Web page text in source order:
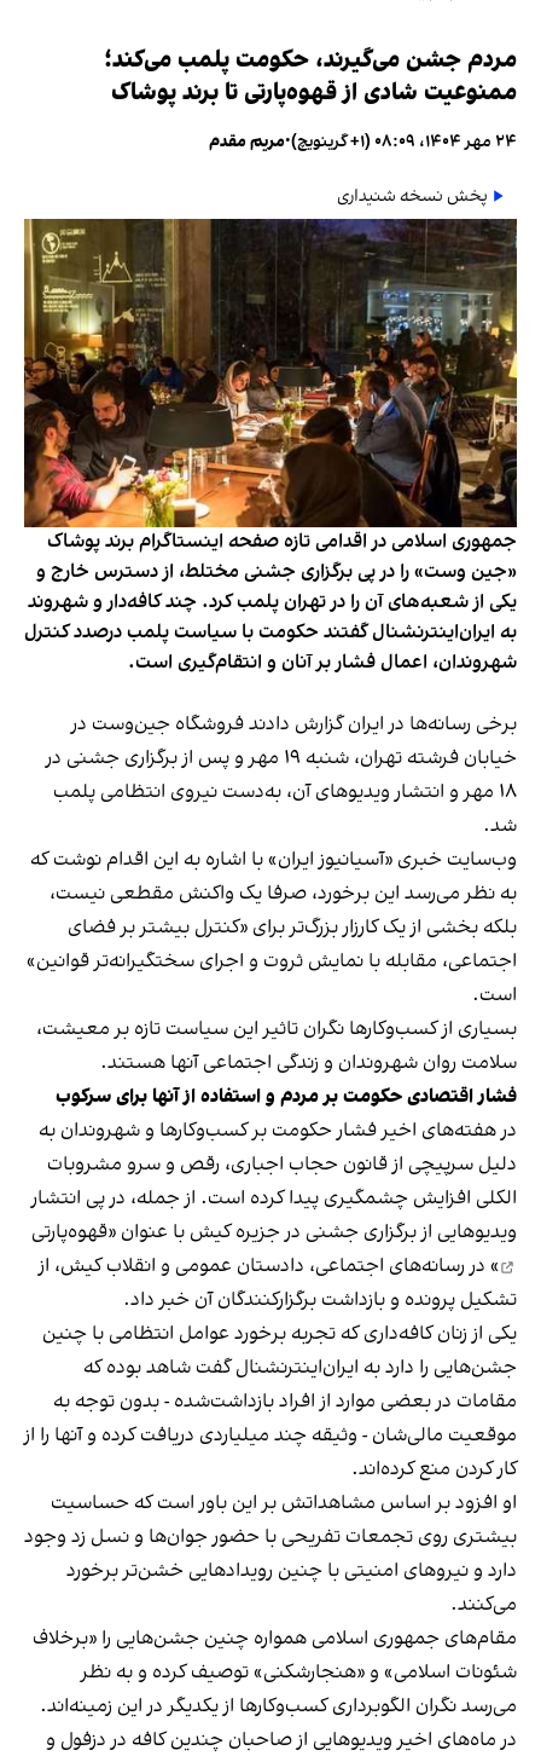
مردم جشن می‌گیرند، حکومت پلمب می‌کند؛
ممنوعیت شادی از قهوه‌پارتی تا برند پوشاک
۲۴ مهر ۱۴۰۴، ۰۸:۰۹ (‎+۱ گرینویچ) •مریم مقدم
پخش نسخه شنیداری
جمهوری اسلامی در اقدامی تازه صفحه اینستاگرام برند پوشاک
«جین وست» را در پی برگزاری جشنی مختلط، از دسترس خارج و
یکی از شعبه‌های آن را در تهران پلمب کرد. چند کافه‌‌دار و شهروند
به ایران‌اینترنشنال گفتند حکومت با سیاست پلمب درصدد کنترل
شهروندان، اعمال فشار بر آنان و انتقام‌گیری است.
برخی رسانه‌ها در ایران گزارش دادند فروشگاه جین‌وست در
خیابان فرشته تهران، شنبه ۱۹ مهر و پس از برگزاری جشنی در
۱۸ مهر و انتشار ویدیوهای آن، به‌دست نیروی انتظامی پلمب
شد.
وب‌سایت خبری «آسیانیوز ایران» با اشاره به این اقدام نوشت که
به نظر می‌رسد این برخورد، صرفا یک واکنش مقطعی نیست،
بلکه بخشی از یک کارزار بزرگ‌تر برای «کنترل بیشتر بر فضای
اجتماعی، مقابله با نمایش ثروت و اجرای سختگیرانه‌تر قوانین»
است.
بسیاری از کسب‌وکارها نگران تاثیر این سیاست‌ تازه بر معیشت،
سلامت روان شهروندان و زندگی اجتماعی آنها هستند.
فشار اقتصادی حکومت بر مردم و استفاده از آنها برای سرکوب
در هفته‌های اخیر فشار حکومت بر کسب‌وکارها و شهروندان به
دلیل سرپیچی از قانون حجاب اجباری، رقص و سرو مشروبات
الکلی افزایش چشمگیری پیدا کرده است. از جمله، در پی انتشار
ویدیوهایی از برگزاری جشنی در جزیره کیش با عنوان «قهوه‌پارتی
» در رسانه‌های اجتماعی، دادستان عمومی و انقلاب کیش، از
تشکیل پرونده و بازداشت برگزارکنندگان آن خبر داد.
یکی از زنان کافه‌داری که تجربه برخورد عوامل انتظامی با چنین
جشن‌هایی را دارد به ایران‌اینترنشنال گفت شاهد بوده که
مقامات در بعضی موارد از افراد بازداشت‌‌شده - بدون توجه به
موقعیت مالی‌شان - وثیقه چند میلیاردی دریافت کرده و آنها را از
کار کردن منع کرده‌اند.
او افزود بر اساس مشاهداتش بر این باور است که حساسیت
بیشتری روی تجمعات تفریحی با حضور جوان‌ها و نسل زد وجود
دارد و نیروهای امنیتی با چنین رویدادهایی خشن‌تر برخورد
می‌کنند.
مقام‌های جمهوری اسلامی همواره چنین جشن‌هایی را «برخلاف
شئونات اسلامی» و «هنجارشکنی» توصیف کرده و به نظر
می‌رسد نگران الگوبرداری کسب‌وکارها از یکدیگر در این زمینه‌اند.
در ماه‌های اخیر ویدیوهایی از صاحبان چندین کافه در دزفول و